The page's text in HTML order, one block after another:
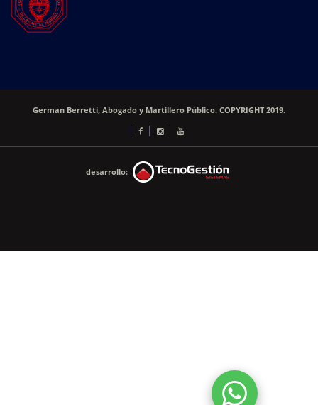
German Berretti, Abogado y Martillero Público. COPYRIGHT 2019.
desarrollo: